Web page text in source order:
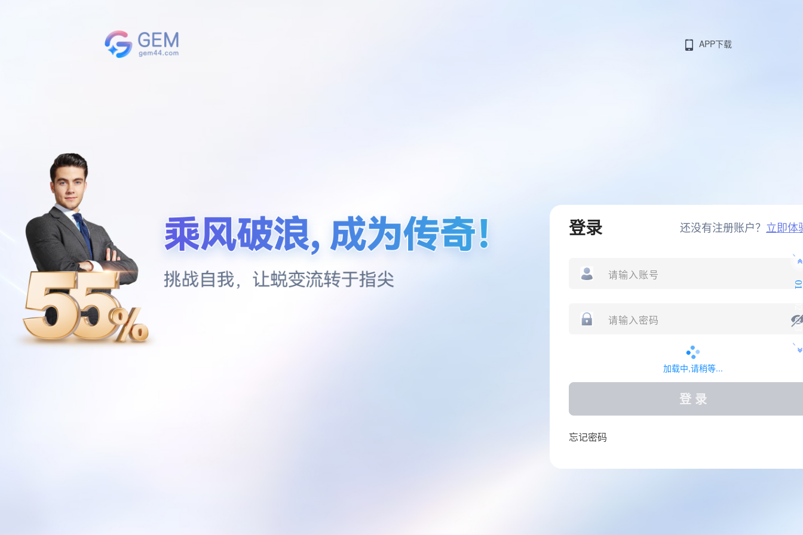
APP下载
登录 还没有注册账户？ 立即体
加载中,请稍等...
登 录
忘记密码
0
1
0